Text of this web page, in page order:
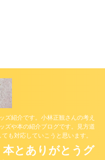
ズ紹介です。小林正観さんの考え
ズや本の紹介ブログです。見方道
も対応していこうと思います。
とありがとうグ